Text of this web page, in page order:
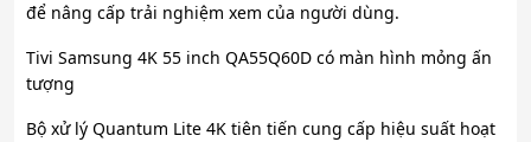
để nâng cấp trải nghiệm xem của người dùng.
Tivi Samsung 4K 55 inch QA55Q60D có màn hình mỏng ấn
tượng
Bộ xử lý Quantum Lite 4K tiên tiến cung cấp hiệu suất hoạt